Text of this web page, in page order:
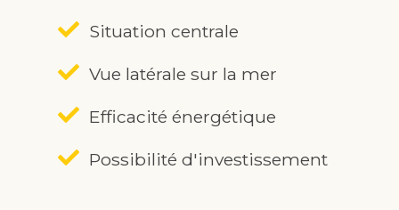
Situation centrale
Vue latérale sur la mer
Efficacité énergétique
Possibilité d'investissement